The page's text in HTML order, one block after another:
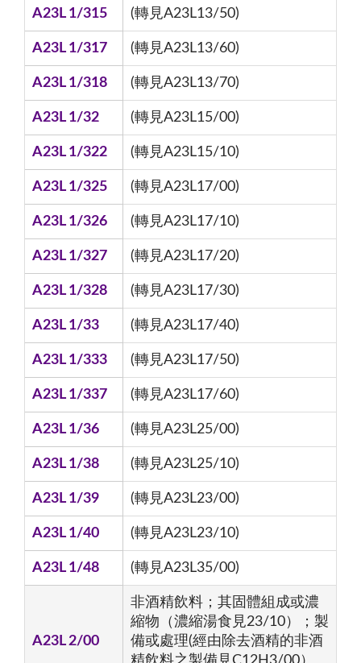
A23L 1/315 (轉見A23L13/50)
A23L 1/317 (轉見A23L13/60)
A23L 1/318 (轉見A23L13/70)
A23L 1/32 (轉見A23L15/00)
A23L 1/322 (轉見A23L15/10)
A23L 1/325 (轉見A23L17/00)
A23L 1/326 (轉見A23L17/10)
A23L 1/327 (轉見A23L17/20)
A23L 1/328 (轉見A23L17/30)
A23L 1/33 (轉見A23L17/40)
A23L 1/333 (轉見A23L17/50)
A23L 1/337 (轉見A23L17/60)
A23L 1/36 (轉見A23L25/00)
A23L 1/38 (轉見A23L25/10)
A23L 1/39 (轉見A23L23/00)
A23L 1/40 (轉見A23L23/10)
A23L 1/48 (轉見A23L35/00)
A23L 2/00
非酒精飲料；其固體組成或濃
縮物（濃縮湯食見23/10）；製
備或處理(經由除去酒精的非酒